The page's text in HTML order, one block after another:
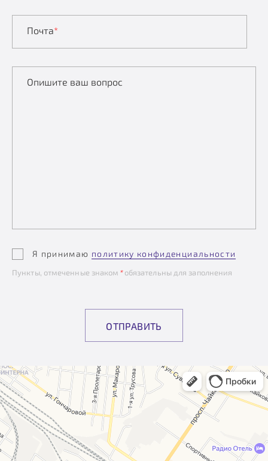
Почта*
Опишите ваш вопрос
Я принимаю политику конфиденциальности
Пункты, отмеченные знаком *обязательны для заполнения
ОТПРАВИТЬ